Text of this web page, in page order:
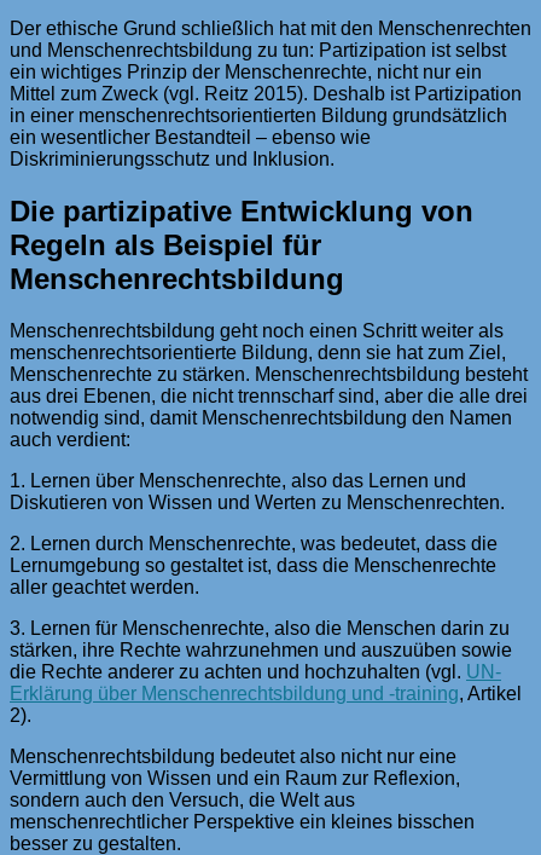
Der ethische Grund schließlich hat mit den Menschenrechten
und Menschenrechtsbildung zu tun: Partizipation ist selbst
ein wichtiges Prinzip der Menschenrechte, nicht nur ein
Mittel zum Zweck (vgl. Reitz 2015). Deshalb ist Partizipation
in einer menschenrechtsorientierten Bildung grundsätzlich
ein wesentlicher Bestandteil – ebenso wie
Diskriminierungsschutz und Inklusion.
Die partizipative Entwicklung von
Regeln als Beispiel für
Menschenrechtsbildung
Menschenrechtsbildung geht noch einen Schritt weiter als
menschenrechtsorientierte Bildung, denn sie hat zum Ziel,
Menschenrechte zu stärken. Menschenrechtsbildung besteht
aus drei Ebenen, die nicht trennscharf sind, aber die alle drei
notwendig sind, damit Menschenrechtsbildung den Namen
auch verdient:
1. Lernen über Menschenrechte, also das Lernen und
Diskutieren von Wissen und Werten zu Menschenrechten.
2. Lernen durch Menschenrechte, was bedeutet, dass die
Lernumgebung so gestaltet ist, dass die Menschenrechte
aller geachtet werden.
3. Lernen für Menschenrechte, also die Menschen darin zu
stärken, ihre Rechte wahrzunehmen und auszuüben sowie
die Rechte anderer zu achten und hochzuhalten (vgl. UN-
Erklärung über Menschenrechtsbildung und -training, Artikel
2).
Menschenrechtsbildung bedeutet also nicht nur eine
Vermittlung von Wissen und ein Raum zur Reflexion,
sondern auch den Versuch, die Welt aus
menschenrechtlicher Perspektive ein kleines bisschen
besser zu gestalten.